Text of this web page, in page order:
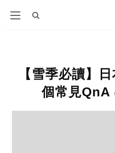
【‪雪季必讀】
個常見QnA